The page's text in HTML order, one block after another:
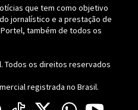
que tem como objetivo
jornalístico e a prestação de
também de todos os
. Todos os direitos reservados
registrada no Brasil.